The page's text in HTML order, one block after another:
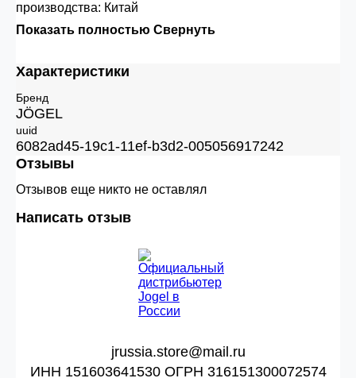
производства: Китай
Показать полностью Свернуть
Характеристики
Бренд
JÖGEL
uuid
6082ad45-19c1-11ef-b3d2-005056917242
Отзывы
Отзывов еще никто не оставлял
Написать отзыв
jrussia.store@mail.ru
ИНН 151603641530 ОГРН 316151300072574